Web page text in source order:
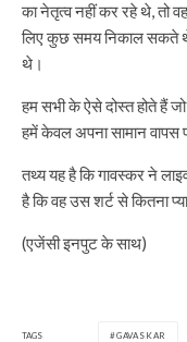
का नेतृत्व नहीं कर रहे थे, तो
लिए कुछ समय निकाल सकते
थे।
हम सभी के ऐसे दोस्त होते हैं
हमें केवल अपना सामान वापस
तथ्य यह है कि गावस्कर ने लाइव
है कि वह उस शर्ट से कितना
(एजेंसी इनपुट के साथ)
TAGS GAVASKAR